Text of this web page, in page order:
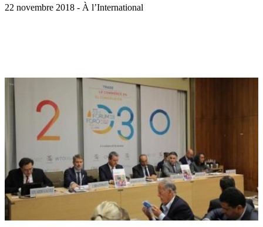
22 novembre 2018 - À l’International